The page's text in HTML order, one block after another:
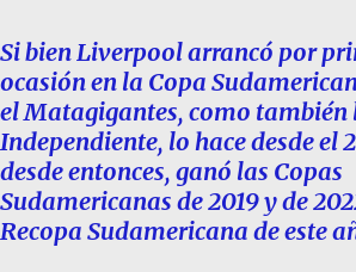
Si bien Liverpool arrancó por
ocasión en la Copa
el Matagigantes, como también
Independiente, lo hace desde el
desde entonces, ganó las Copas
Sudamericanas de 2019 y de
Recopa Sudamericana de este